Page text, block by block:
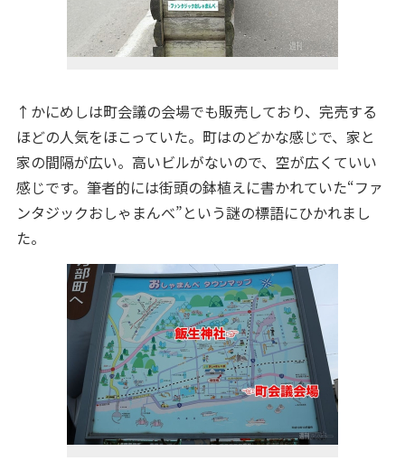
↑かにめしは町会議の会場でも販売しており、完売する
ほどの人気をほこっていた。町はのどかな感じで、家と
家の間隔が広い。高いビルがないので、空が広くていい
感じです。筆者的には街頭の鉢植えに書かれていた“ファ
ンタジックおしゃまんべ”という謎の標語にひかれまし
た。